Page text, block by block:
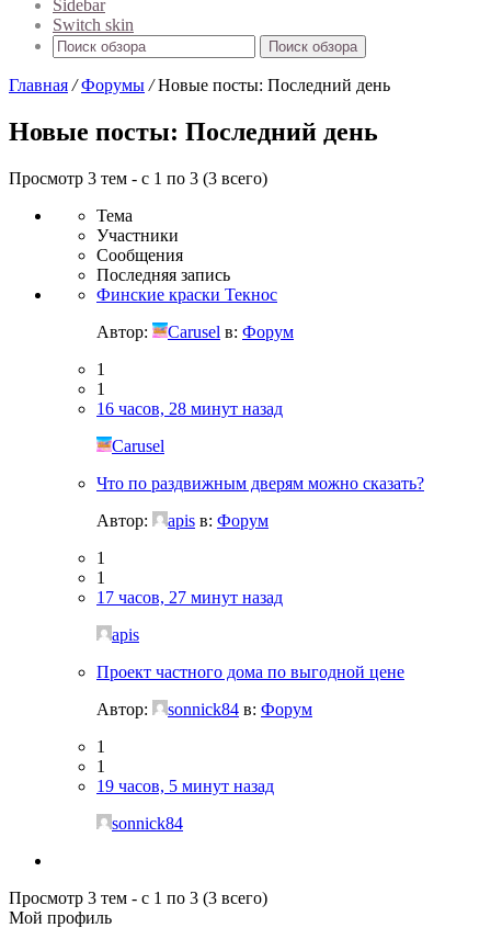
Sidebar
Switch skin
Поиск обзора
Главная / Форумы / Новые посты: Последний день
Новые посты: Последний день
Просмотр 3 тем - с 1 по 3 (3 всего)
Тема
Участники
Сообщения
Последняя запись
Финские краски Текнос
Автор:
Carusel в: Форум
1
1
16 часов, 28 минут назад
Carusel
Что по раздвижным дверям можно сказать?
Автор:
apis в: Форум
1
1
17 часов, 27 минут назад
apis
Проект частного дома по выгодной цене
Автор:
sonnick84 в: Форум
1
1
19 часов, 5 минут назад
sonnick84
Просмотр 3 тем - с 1 по 3 (3 всего)
Мой профиль